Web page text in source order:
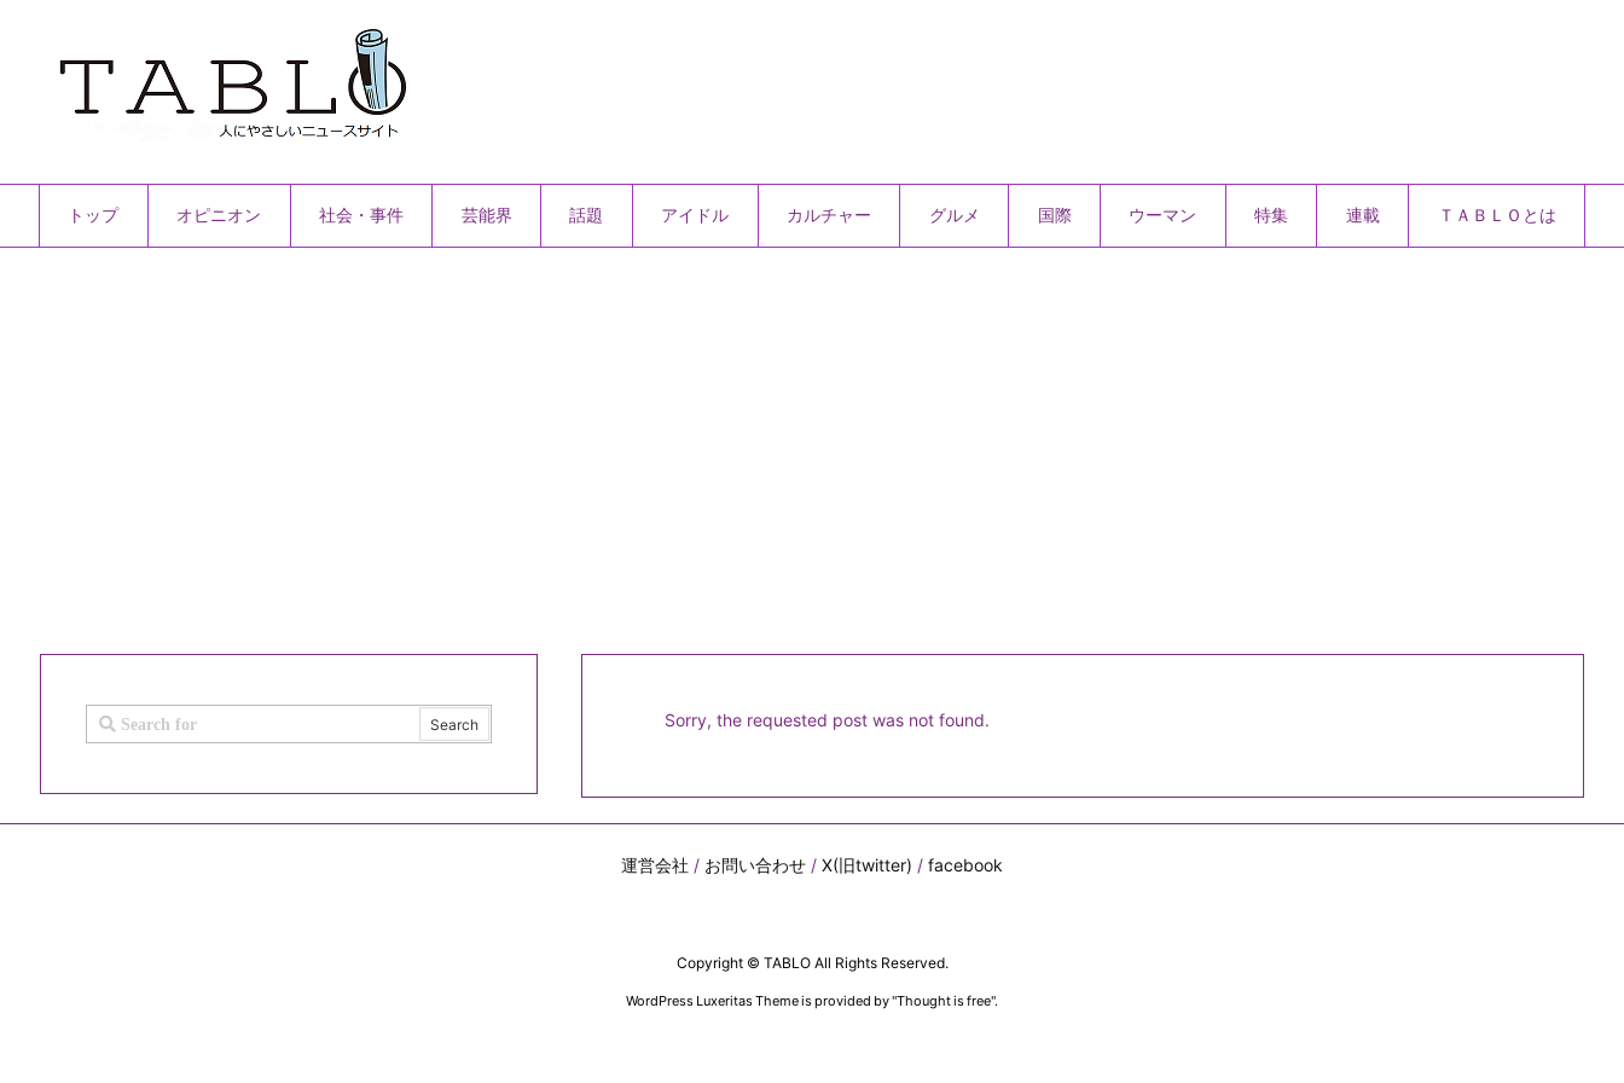
トップ オピニオン 社会・事件 芸能界 話題 アイドル カルチャー グルメ 国際 ウーマン 特集 連載 ＴＡＢＬＯとは
Sorry, the requested post was not found.
運営会社 / お問い合わせ/ X(旧twitter) / facebook
Copyright © TABLOAll Rights Reserved.
WordPress Luxeritas Theme is provided by "Thought is free".